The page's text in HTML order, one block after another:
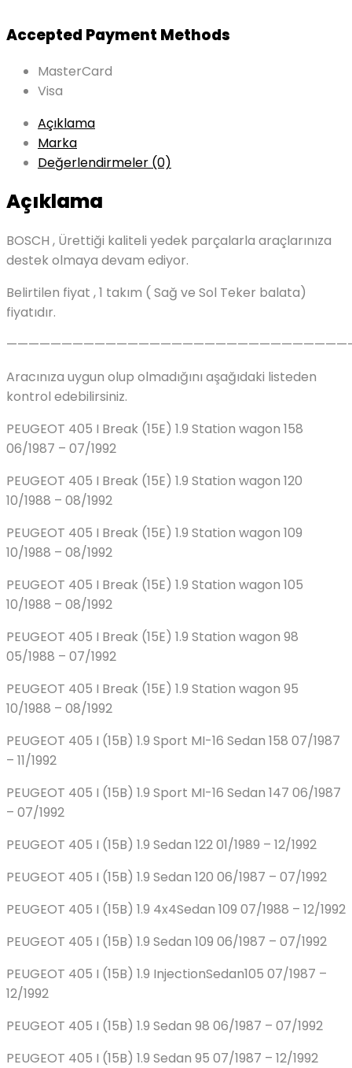
Accepted Payment Methods
MasterCard
Visa
Açıklama
Marka
Değerlendirmeler (0)
Açıklama
BOSCH , Ürettiği kaliteli yedek parçalarla araçlarınıza
destek olmaya devam ediyor.
Belirtilen fiyat , 1 takım ( Sağ ve Sol Teker balata)
fiyatıdır.
Aracınıza uygun olup olmadığını aşağıdaki listeden
kontrol edebilirsiniz.
PEUGEOT 405 I Break (15E) 1.9 Station wagon 158
06/1987 – 07/1992
PEUGEOT 405 I Break (15E) 1.9 Station wagon 120
10/1988 – 08/1992
PEUGEOT 405 I Break (15E) 1.9 Station wagon 109
10/1988 – 08/1992
PEUGEOT 405 I Break (15E) 1.9 Station wagon 105
10/1988 – 08/1992
PEUGEOT 405 I Break (15E) 1.9 Station wagon 98
05/1988 – 07/1992
PEUGEOT 405 I Break (15E) 1.9 Station wagon 95
10/1988 – 08/1992
PEUGEOT 405 I (15B) 1.9 Sport MI-16 Sedan 158 07/1987
– 11/1992
PEUGEOT 405 I (15B) 1.9 Sport MI-16 Sedan 147 06/1987
– 07/1992
PEUGEOT 405 I (15B) 1.9 Sedan 122 01/1989 – 12/1992
PEUGEOT 405 I (15B) 1.9 Sedan 120 06/1987 – 07/1992
PEUGEOT 405 I (15B) 1.9 4x4Sedan 109 07/1988 – 12/1992
PEUGEOT 405 I (15B) 1.9 Sedan 109 06/1987 – 07/1992
PEUGEOT 405 I (15B) 1.9 InjectionSedan105 07/1987 –
12/1992
PEUGEOT 405 I (15B) 1.9 Sedan 98 06/1987 – 07/1992
PEUGEOT 405 I (15B) 1.9 Sedan 95 07/1987 – 12/1992